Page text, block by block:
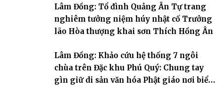
Lâm Đồng: Tổ đình Quảng Ân Tự trang
nghiêm tưởng niệm húy nhật cố Trưởng
lão Hòa thượng khai sơn Thích Hồng Ân
Lâm Đồng: Khảo cứu hệ thống 7 ngôi
chùa trên Đặc khu Phú Quý: Chung tay
gìn giữ di sản văn hóa Phật giáo nơi biển